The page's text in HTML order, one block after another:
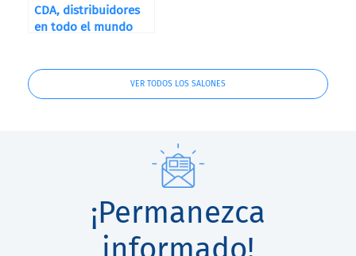
CDA, distribuidores
en todo el mundo
VER TODOS LOS SALONES
¡Permanezca